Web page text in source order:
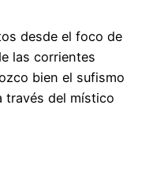
desde el foco de
las corrientes
bien el sufismo
través del místico